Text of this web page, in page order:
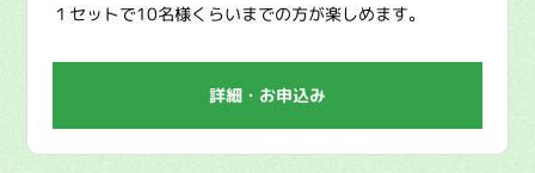
１セットで10名様くらいまでの方が楽しめます。
詳細・お申込み